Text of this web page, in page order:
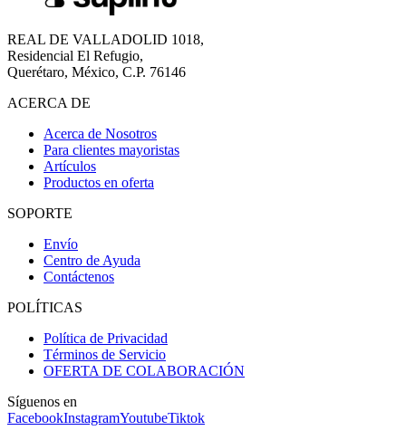
REAL DE VALLADOLID 1018,
Residencial El Refugio,
Querétaro, México, C.P. 76146
ACERCA DE
Acerca de Nosotros
Para clientes mayoristas
Artículos
Productos en oferta
SOPORTE
Envío
Centro de Ayuda
Contáctenos
POLÍTICAS
Política de Privacidad
Términos de Servicio
OFERTA DE COLABORACIÓN
Síguenos en
FacebookInstagramYoutubeTiktok